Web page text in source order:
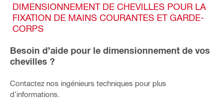
DIMENSIONNEMENT DE CHEVILLES POUR LA
FIXATION DE MAINS COURANTES ET GARDE-
CORPS
Besoin d’aide pour le dimensionnement de vos
chevilles ?
Contactez nos ingénieurs techniques pour plus
d’informations.